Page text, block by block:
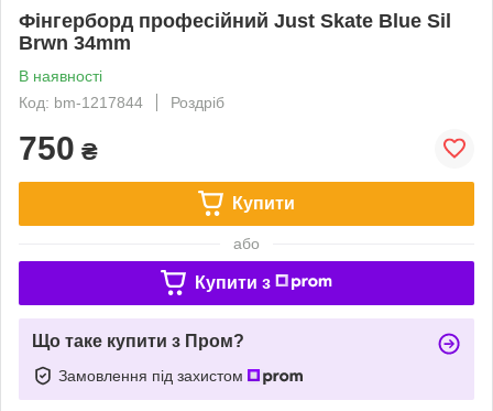
Фінгерборд професійний Just Skate Blue Sil
Brwn 34mm
В наявності
Код: bm-1217844
Роздріб
750 ₴
Купити
або
Купити з
Що таке купити з Пром?
Замовлення під захистом